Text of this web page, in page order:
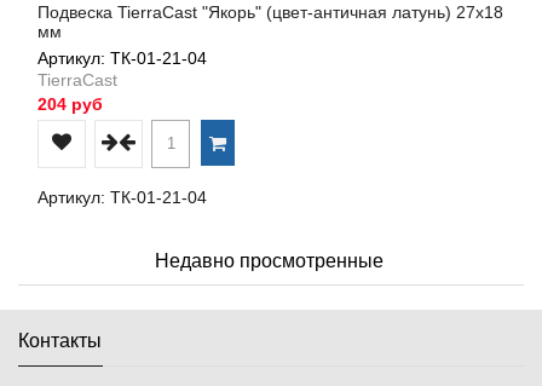
Подвеска TierraCast "Якорь" (цвет-античная латунь) 27х18
мм
Артикул: ТК-01-21-04
TierraCast
204 руб
Артикул: ТК-01-21-04
Недавно просмотренные
Контакты